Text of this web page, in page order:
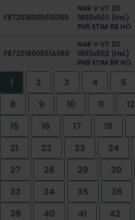
F872018005010360
NAR V VT 20
1800x502 (HxL)
PN5 ETIM 88 HÖ
F87201800501A360
NAR V VT 20
1800x502 (HxL)
PN8 ETIM 88 HÖ
1 2 3 4 5
8
9 10 11 12
15
16 17 18
21
22 23 24
27
28 29 30
33
34 35 36
39
40 41 42